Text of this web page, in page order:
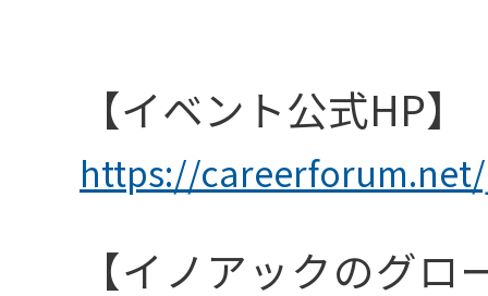
_素材開発
【イベント公式HP】
https://
【イノアックのグ